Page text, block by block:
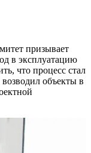
призывает
в эксплуатацию
что процесс стал
объекты в